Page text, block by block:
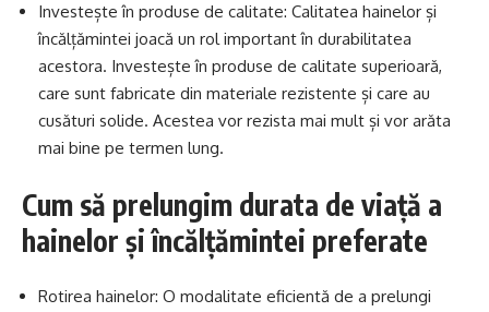
Investește în produse de calitate: Calitatea hainelor și
încălțămintei joacă un rol important în durabilitatea
acestora. Investește în produse de calitate superioară,
care sunt fabricate din materiale rezistente și care au
cusături solide. Acestea vor rezista mai mult și vor arăta
mai bine pe termen lung.
Cum să prelungim durata de viață a
hainelor și încălțămintei preferate
Rotirea hainelor: O modalitate eficientă de a prelungi